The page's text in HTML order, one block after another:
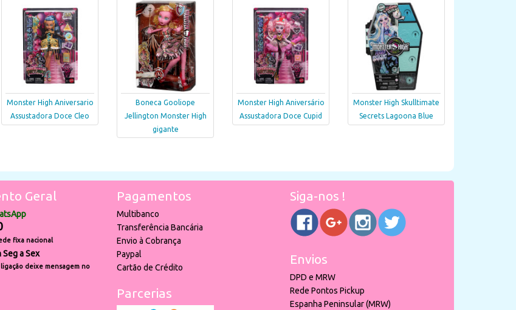
Monster High Aniversario
Assustadora Doce Cleo
Boneca Gooliope
Jellington Monster High
gigante
Monster High Aniversário
Assustadora Doce Cupid
Monster High Skulltimate
Secrets Lagoona Blue
Geral
fixa nacional
a Sex
deixe mensagem no
Pagamentos
Multibanco
Transferência Bancária
Envio à Cobrança
Paypal
Cartão de Crédito
Parcerias
Siga-nos !
Envios
DPD e MRW
Rede Pontos Pickup
Espanha Peninsular (MRW)